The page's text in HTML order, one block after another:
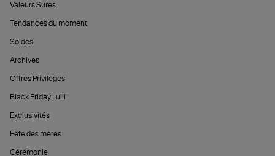
Valeurs Sûres
Tendances du moment
Soldes
Archives
Offres Privilèges
Black Friday Lulli
Exclusivités
Fête des mères
Cérémonie